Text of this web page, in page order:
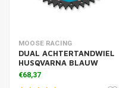
MOOSE RACING
DUAL ACHTERTANDWIEL
HUSQVARNA BLAUW
€68,37